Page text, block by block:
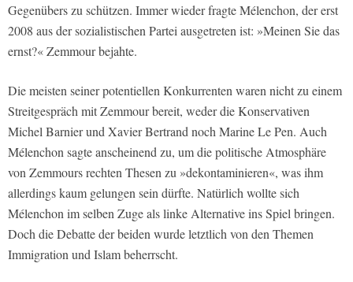
Gegenübers zu schützen. Immer wieder fragte Mélenchon, der erst
2008 aus der sozialistischen Partei ausgetreten ist: »Meinen Sie das
ernst?« Zemmour bejahte.
Die meisten seiner potentiellen Konkurrenten waren nicht zu einem
Streitgespräch mit Zemmour bereit, weder die Konservativen
Michel Barnier und Xavier Bertrand noch Marine Le Pen. Auch
Mélenchon sagte anscheinend zu, um die politische Atmosphäre
von Zemmours rechten Thesen zu »dekontaminieren«, was ihm
allerdings kaum gelungen sein dürfte. Natürlich wollte sich
Mélenchon im selben Zuge als linke Alternative ins Spiel bringen.
Doch die Debatte der beiden wurde letztlich von den Themen
Immigration und Islam beherrscht.